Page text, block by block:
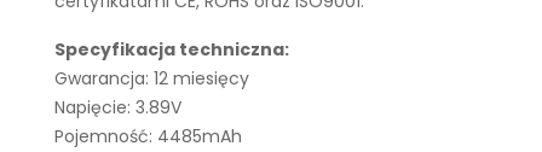
Specyfikacja techniczna:
Gwarancja: 12 miesięcy
Napięcie: 3.89V
Pojemność: 4485mAh